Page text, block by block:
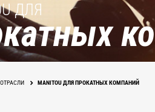
ДЛЯ
ОТРАСЛИ MANITOU ДЛЯ ПРОКАТНЫХ КОМПАНИЙ